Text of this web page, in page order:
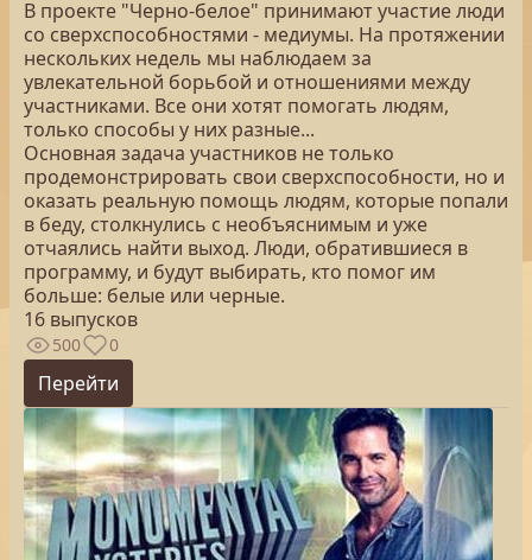
В проекте "Черно-белое" принимают участие люди
со сверхспособностями - медиумы. На протяжении
нескольких недель мы наблюдаем за
увлекательной борьбой и отношениями между
участниками. Все они хотят помогать людям,
только способы у них разные...
Основная задача участников не только
продемонстрировать свои сверхспособности, но и
оказать реальную помощь людям, которые попали
в беду, столкнулись с необъяснимым и уже
отчаялись найти выход. Люди, обратившиеся в
программу, и будут выбирать, кто помог им
больше: белые или черные.
16 выпусков
500 0
Перейти